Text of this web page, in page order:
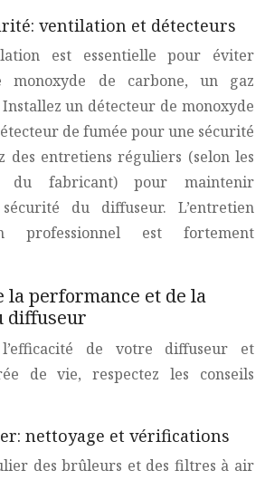
ventilation et détecteurs
est essentielle pour éviter
monoxyde de carbone, un gaz
un détecteur de monoxyde
de fumée pour une sécurité
des entretiens réguliers (selon les
du fabricant) pour maintenir
du diffuseur. L’entretien
est fortement
la performance et de la
diffuseur
de votre diffuseur et
de vie, respectez les conseils
nettoyage et vérifications
des brûleurs et des filtres à air